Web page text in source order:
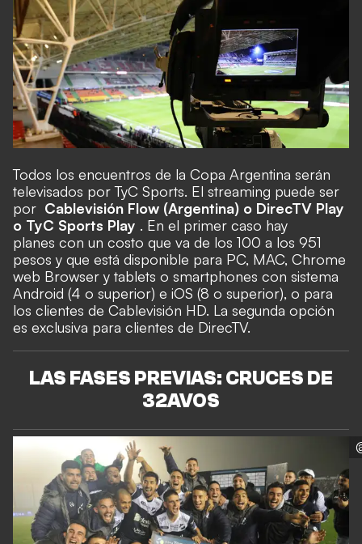
Todos los encuentros de la Copa Argentina serán
televisados por TyC Sports. El streaming puede ser
por Cablevisión Flow (Argentina) o DirecTV Play
o TyC Sports Play . En el primer caso hay
planes con un costo que va de los 100 a los 951
pesos y que está disponible para PC, MAC, Chrome
web Browser y tablets o smartphones con sistema
Android (4 o superior) e iOS (8 o superior), o para
los clientes de Cablevisión HD. La segunda opción
es exclusiva para clientes de DirecTV.
LAS FASES PREVIAS: CRUCES DE
32AVOS